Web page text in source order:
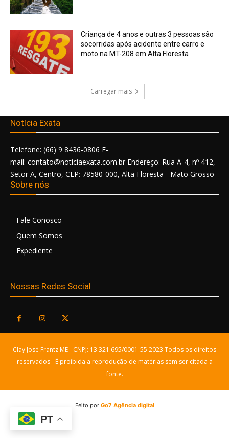
Criança de 4 anos e outras 3 pessoas são
socorridas após acidente entre carro e
moto na MT-208 em Alta Floresta
Carregar mais
Notícia Exata
Telefone: (66) 9 8436-0806 E-
mail: contato@noticiaexata.com.br Endereço: Rua A-4, nº 412,
Setor A, Centro, CEP: 78580-000, Alta Floresta - Mato Grosso
Sobre nós
Fale Conosco
Quem Somos
Expediente
Nossas Redes Social
Clay José Frantz ME - CNPJ: 13.321.695/0001-55 2023 Todos os direitos
reservados - É proibida a reprodução de matérias sem ser citada a
fonte.
Feito porGo7 Agência digital
PT